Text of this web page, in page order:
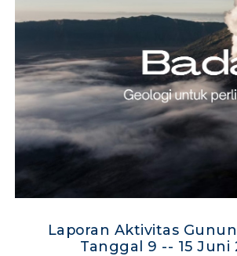
Laporan Aktivitas
Tanggal 9 -- 15 Juni